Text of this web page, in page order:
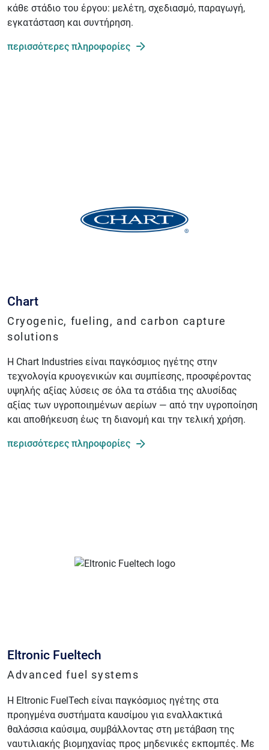
κάθε στάδιο του έργου: μελέτη, σχεδιασμό, παραγωγή,
εγκατάσταση και συντήρηση.
περισσότερες πληροφορίες
Chart
Cryogenic, fueling, and carbon capture
solutions
Η Chart Industries είναι παγκόσμιος ηγέτης στην
τεχνολογία κρυογενικών και συμπίεσης, προσφέροντας
υψηλής αξίας λύσεις σε όλα τα στάδια της αλυσίδας
αξίας των υγροποιημένων αερίων — από την υγροποίηση
και αποθήκευση έως τη διανομή και την τελική χρήση.
περισσότερες πληροφορίες
Eltronic Fueltech
Advanced fuel systems
Η Eltronic FuelTech είναι παγκόσμιος ηγέτης στα
προηγμένα συστήματα καυσίμου για εναλλακτικά
θαλάσσια καύσιμα, συμβάλλοντας στη μετάβαση της
ναυτιλιακής βιομηχανίας προς μηδενικές εκπομπές. Με